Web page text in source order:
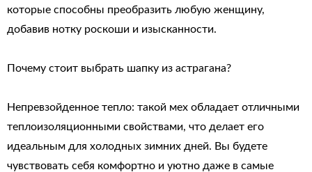
которые способны преобразить любую женщину,
добавив нотку роскоши и изысканности.
Почему стоит выбрать шапку из астрагана?
Непревзойденное тепло: такой мех обладает отличными
теплоизоляционными свойствами, что делает его
идеальным для холодных зимних дней. Вы будете
чувствовать себя комфортно и уютно даже в самые